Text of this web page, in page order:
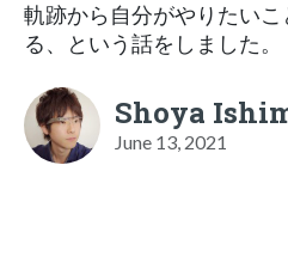
軌跡から自分がやりたい
る、という話をしました。
Shoya
June 13, 2021